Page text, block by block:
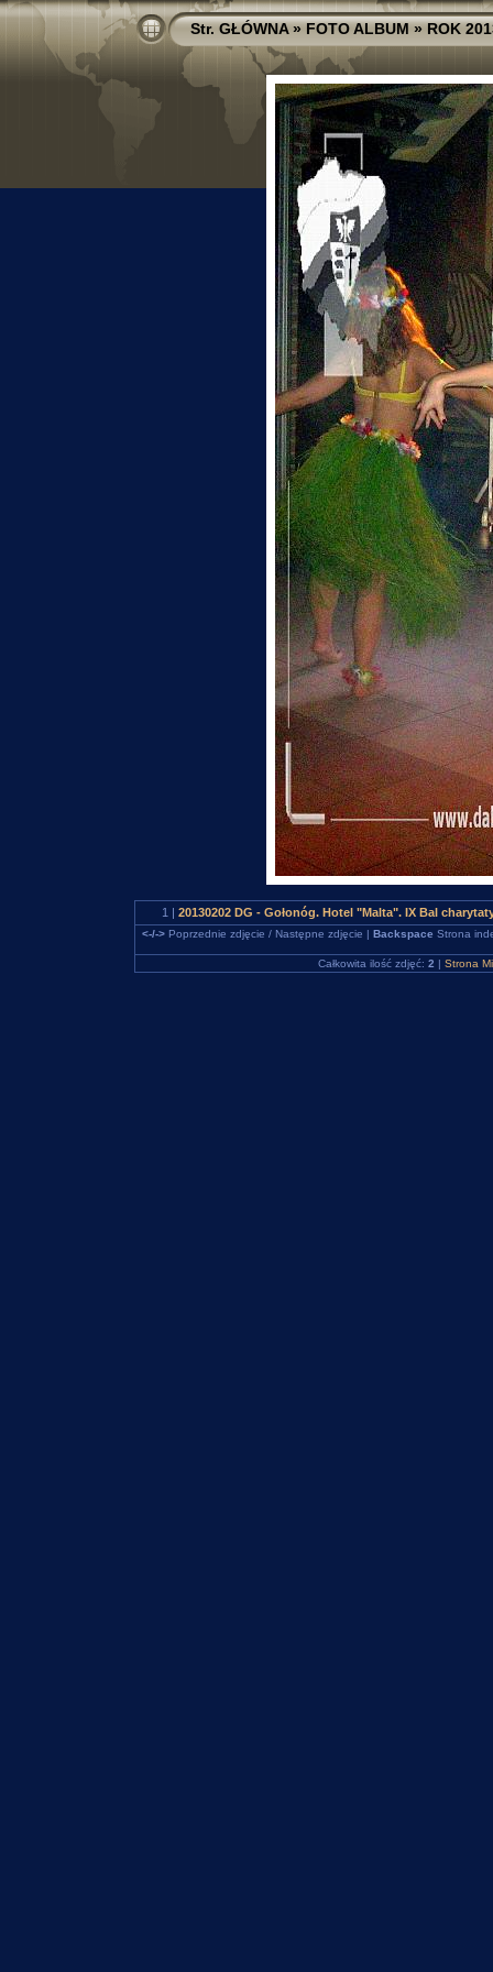
Str. GŁÓWNA»FOTO ALBUM»ROK
1 | 20130202 DG - Gołonóg. Hotel "Malta". IX Bal
<-/->Poprzednie zdjęcie / Następne zdjęcie | Backspace Strona
Całkowita ilość zdjęć: 2 | Strona